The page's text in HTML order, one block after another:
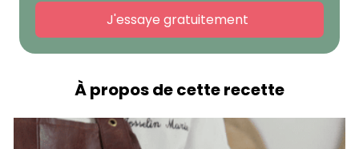
J'essaye gratuitement
À propos de cette recette